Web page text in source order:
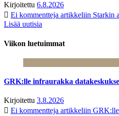
Kirjoitettu 6.8.2026
Ei kommentteja artikkeliin Starkin
Lisää uutisia
Viikon luetuimmat
GRK:lle infraurakka
Kirjoitettu 3.8.2026
Ei kommentteja artikkeliin GRK:lle